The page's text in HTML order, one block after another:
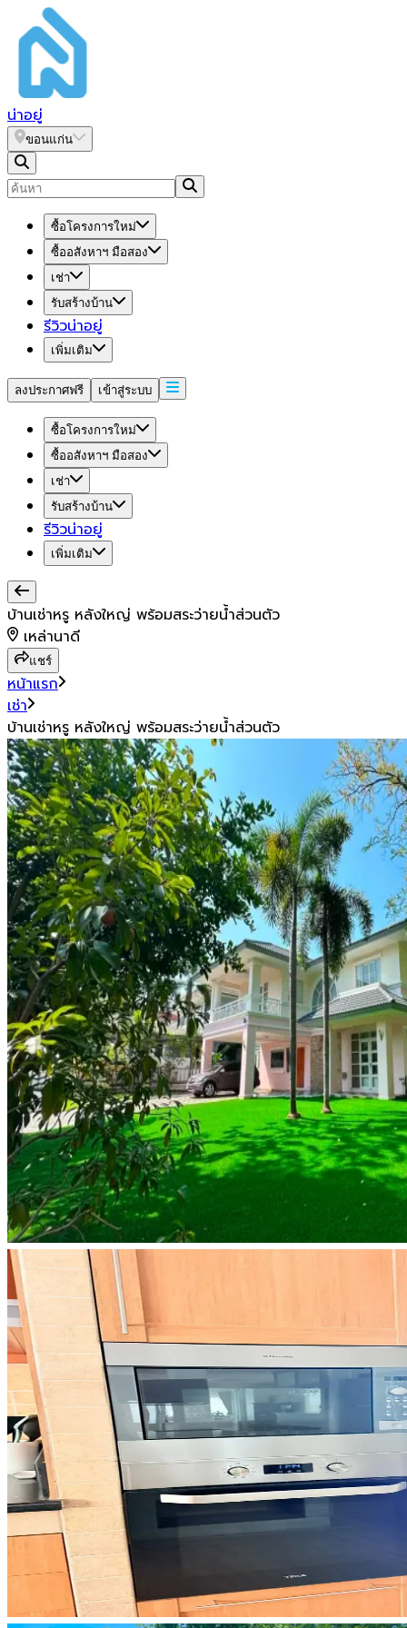
น่าอยู่
ขอนแก่น
ซื้อโครงการใหม่
ซื้ออสังหาฯ มือสอง
เช่า
รับสร้างบ้าน
รีวิวน่าอยู่
เพิ่มเติม
ลงประกาศฟรี เข้าสู่ระบบ
ซื้อโครงการใหม่
ซื้ออสังหาฯ มือสอง
เช่า
รับสร้างบ้าน
รีวิวน่าอยู่
เพิ่มเติม
บ้านเช่าหรู หลังใหญ่ พร้อมสระว่ายน้ำส่วนตัว
เหล่านาดี
แชร์
หน้าแรก
เช่า
บ้านเช่าหรู หลังใหญ่ พร้อมสระว่ายน้ำส่วนตัว